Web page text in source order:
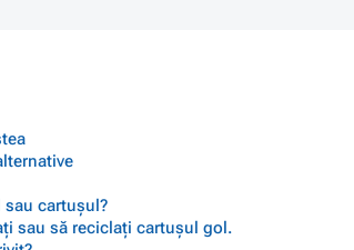
sau cartușul?
sau să reciclați cartușul gol.